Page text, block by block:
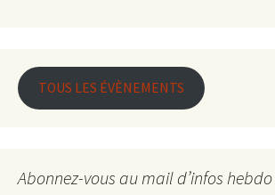
TOUS LES ÉVÈNEMENTS
Abonnez-vous au mail d’infos hebdo